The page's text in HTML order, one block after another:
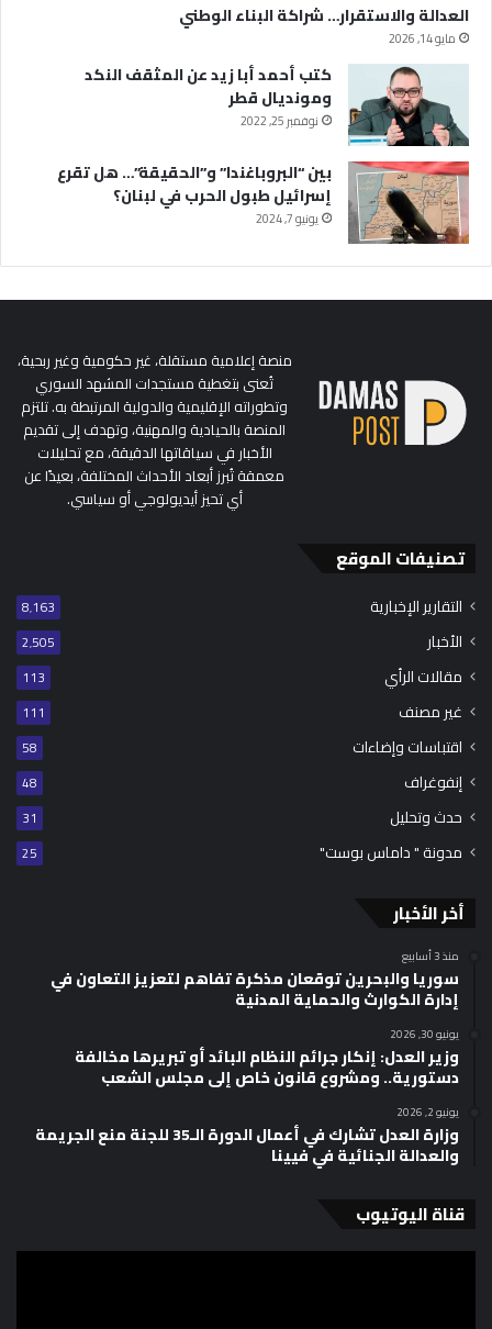
العدالة والاستقرار… شراكة البناء الوطني
مايو 14, 2026
كتب أحمد أبا زيد عن المثقف النكد
ومونديال قطر
نوفمبر 25, 2022
بين “البروباغندا” و”الحقيقة”… هل تقرع
إسرائيل طبول الحرب في لبنان؟
يونيو 7, 2024
منصة إعلامية مستقلة، غير حكومية وغير ربحية،
تُعنى بتغطية مستجدات المشهد السوري
وتطوراته الإقليمية والدولية المرتبطة به. تلتزم
المنصة بالحيادية والمهنية، وتهدف إلى تقديم
الأخبار في سياقاتها الدقيقة، مع تحليلات
معمقة تُبرز أبعاد الأحداث المختلفة، بعيدًا عن
أي تحيز أيديولوجي أو سياسي.
تصنيفات الموقع
التقارير الإخبارية 8٬163
الأخبار 2٬505
مقالات الرأي 113
غير مصنف 111
اقتباسات وإضاءات 58
إنفوغراف 48
حدث وتحليل 31
مدونة " داماس بوست" 25
أخر الأخبار
منذ 3 أسابيع
سوريا والبحرين توقعان مذكرة تفاهم لتعزيز التعاون في
إدارة الكوارث والحماية المدنية
يونيو 30, 2026
وزير العدل: إنكار جرائم النظام البائد أو تبريرها مخالفة
دستورية.. ومشروع قانون خاص إلى مجلس الشعب
يونيو 2, 2026
وزارة العدل تشارك في أعمال الدورة الـ35 للجنة منع الجريمة
والعدالة الجنائية في فيينا
قناة اليوتيوب